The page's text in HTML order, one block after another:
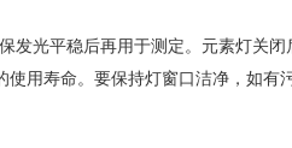
发光平稳后再用于测定。元素灯关
元素灯的使用寿命。要保持